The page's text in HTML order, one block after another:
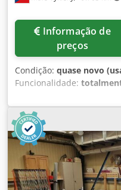
defeitos ocultos
máquina é possível
preços
Condição: quase novo
Funcionalidade:
, Vendo
ALTENDORF, modelo
perfeito estado e deve
testar a máquina em
de 2026. Apresente a
máquina: F45 ProDrive –
elevação e inclinação da
controlo superior - Motor